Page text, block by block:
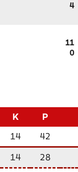
4
11
0
K P
14 42
14 28